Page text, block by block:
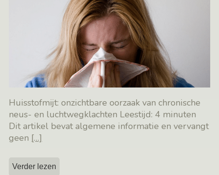
Huisstofmijt: onzichtbare oorzaak van chronische
neus- en luchtwegklachten Leestijd: 4 minuten
Dit artikel bevat algemene informatie en vervangt
geen […]
Verder lezen